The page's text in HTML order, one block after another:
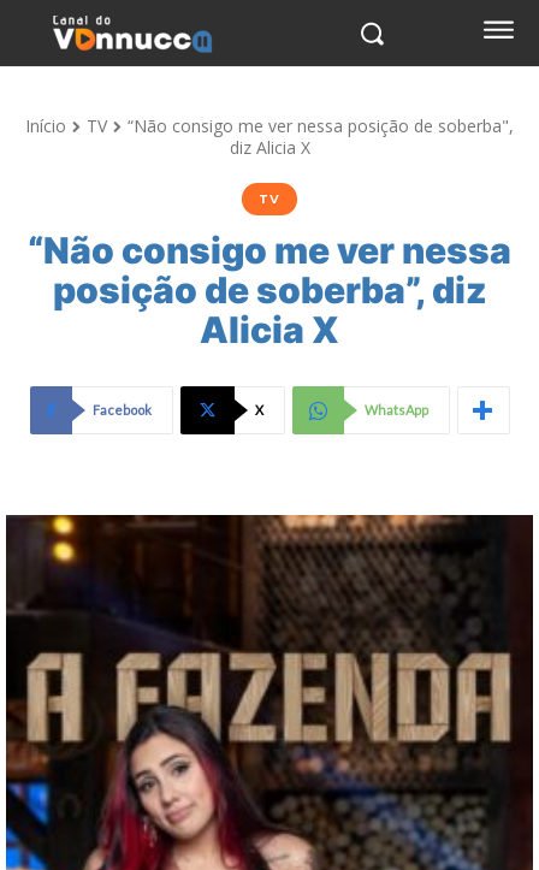
Início TV
“Não consigo me ver nessa posição de soberba",
diz Alicia X
TV
“Não consigo me ver nessa
posição de soberba”, diz
Alicia X
Facebook X WhatsApp